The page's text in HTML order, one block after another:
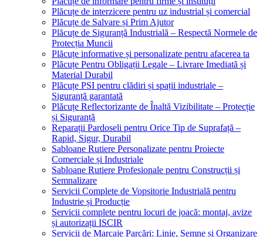
Plăcuțe de interzicere pentru uz industrial și comercial
Plăcuțe de Salvare și Prim Ajutor
Plăcuțe de Siguranță Industrială – Respectă Normele de
Protecția Muncii
Plăcuțe informative și personalizate pentru afacerea ta
Plăcuțe Pentru Obligații Legale – Livrare Imediată și
Material Durabil
Plăcuțe PSI pentru clădiri și spații industriale –
Siguranță garantată
Plăcuțe Reflectorizante de Înaltă Vizibilitate – Protecție
și Siguranță
Reparații Pardoseli pentru Orice Tip de Suprafață –
Rapid, Sigur, Durabil
Sabloane Rutiere Personalizate pentru Proiecte
Comerciale și Industriale
Sabloane Rutiere Profesionale pentru Construcții și
Semnalizare
Servicii Complete de Vopsitorie Industrială pentru
Industrie și Producție
Servicii complete pentru locuri de joacă: montaj, avize
și autorizații ISCIR
Servicii de Marcaje Parcări: Linie, Semne și Organizare